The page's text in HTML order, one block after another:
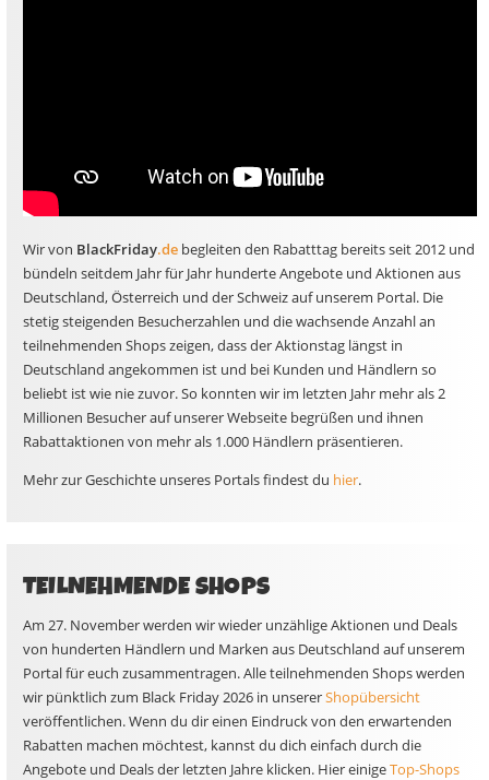
Wir von BlackFriday.de begleiten den Rabatttag bereits seit 2012 und
bündeln seitdem Jahr für Jahr hunderte Angebote und Aktionen aus
Deutschland, Österreich und der Schweiz auf unserem Portal. Die
stetig steigenden Besucherzahlen und die wachsende Anzahl an
teilnehmenden Shops zeigen, dass der Aktionstag längst in
Deutschland angekommen ist und bei Kunden und Händlern so
beliebt ist wie nie zuvor. So konnten wir im letzten Jahr mehr als 2
Millionen Besucher auf unserer Webseite begrüßen und ihnen
Rabattaktionen von mehr als 1.000 Händlern präsentieren.
Mehr zur Geschichte unseres Portals findest du hier.
TEILNEHMENDE SHOPS
Am 27. November werden wir wieder unzählige Aktionen und Deals
von hunderten Händlern und Marken aus Deutschland auf unserem
Portal für euch zusammentragen. Alle teilnehmenden Shops werden
wir pünktlich zum Black Friday 2026 in unsererShopübersicht
veröffentlichen. Wenn du dir einen Eindruck von den erwartenden
Rabatten machen möchtest, kannst du dich einfach durch die
Angebote und Deals der letzten Jahre klicken. Hier einigeTop-Shops